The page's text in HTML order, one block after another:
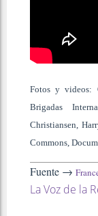
Fotos y videos:
Brigadas
Christiansen,
Commons,
Fuente →
La Voz de la